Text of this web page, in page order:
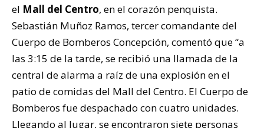
el Mall del Centro, en el corazón penquista.
Sebastián Muñoz Ramos, tercer comandante del
Cuerpo de Bomberos Concepción, comentó que “a
las 3:15 de la tarde, se recibió una llamada de la
central de alarma a raíz de una explosión en el
patio de comidas del Mall del Centro. El Cuerpo de
Bomberos fue despachado con cuatro unidades.
Llegando al lugar, se encontraron siete personas